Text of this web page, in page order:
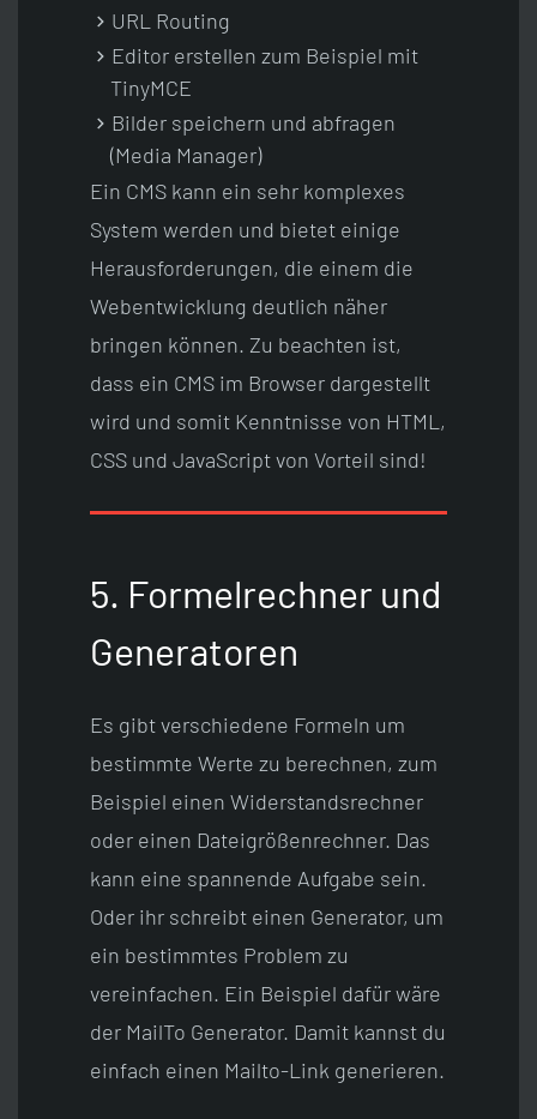
URL Routing
Editor erstellen zum Beispiel mit
TinyMCE
Bilder speichern und abfragen
(Media Manager)
Ein CMS kann ein sehr komplexes
System werden und bietet einige
Herausforderungen, die einem die
Webentwicklung deutlich näher
bringen können. Zu beachten ist,
dass ein CMS im Browser dargestellt
wird und somit Kenntnisse von HTML,
CSS und JavaScript von Vorteil sind!
5. Formelrechner und
Generatoren
Es gibt verschiedene Formeln um
bestimmte Werte zu berechnen, zum
Beispiel einen Widerstandsrechner
oder einen Dateigrößenrechner. Das
kann eine spannende Aufgabe sein.
Oder ihr schreibt einen Generator, um
ein bestimmtes Problem zu
vereinfachen. Ein Beispiel dafür wäre
der MailTo Generator. Damit kannst du
einfach einen Mailto-Link generieren.